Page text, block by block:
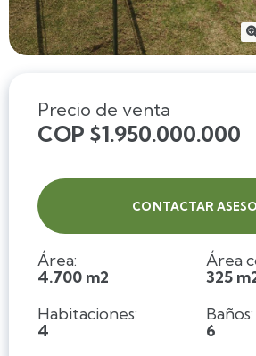
Precio de venta
COP $1.950.000.000
CONTACTAR
Área:
4.700 m2
Área
325
Habitaciones:
4
Baños:
6